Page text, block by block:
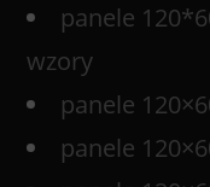
panele
wzory
panele
panele